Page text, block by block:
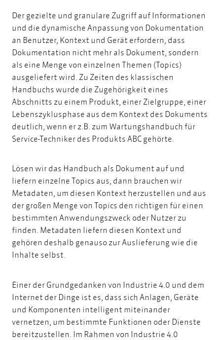
Der gezielte und granulare Zugriff auf Informationen
und die dynamische Anpassung von Dokumentation
an Benutzer, Kontext und Gerät erfordern, dass
Dokumentation nicht mehr als Dokument, sondern
als eine Menge von einzelnen Themen (Topics)
ausgeliefert wird. Zu Zeiten des klassischen
Handbuchs wurde die Zugehörigkeit eines
Abschnitts zu einem Produkt, einer Zielgruppe, einer
Lebenszyklusphase aus dem Kontext des Dokuments
deutlich, wenn er z.B. zum Wartungshandbuch für
Service-Techniker des Produkts ABC gehörte.
Lösen wir das Handbuch als Dokument auf und
liefern einzelne Topics aus, dann brauchen wir
Metadaten, um diesen Kontext herzustellen und aus
der großen Menge von Topics den richtigen für einen
bestimmten Anwendungszweck oder Nutzer zu
finden. Metadaten liefern diesen Kontext und
gehören deshalb genauso zur Auslieferung wie die
Inhalte selbst.
Einer der Grundgedanken von Industrie 4.0 und dem
Internet der Dinge ist es, dass sich Anlagen, Geräte
und Komponenten intelligent miteinander
vernetzen, um bestimmte Funktionen oder Dienste
bereitzustellen. Im Rahmen von Industrie 4.0